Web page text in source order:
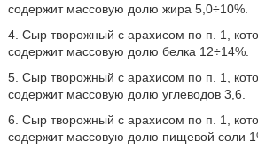
содержит массовую долю жира 5,0÷10%.
4. Сыр творожный с арахисом по п. 1,
содержит массовую долю белка 12÷14%.
5. Сыр творожный с арахисом по п. 1,
содержит массовую долю углеводов 3,6.
6. Сыр творожный с арахисом по п. 1,
содержит массовую долю пищевой соли